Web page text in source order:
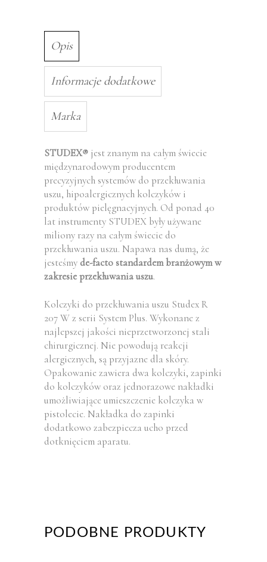
Opis
Informacje dodatkowe
Marka
STUDEX® jest znanym na całym świecie
międzynarodowym producentem
precyzyjnych systemów do przekłuwania
uszu, hipoalergicznych kolczyków i
produktów pielęgnacyjnych. Od ponad 40
lat instrumenty STUDEX były używane
miliony razy na całym świecie do
przekłuwania uszu. Napawa nas dumą, że
jesteśmy de-facto standardem branżowym w
zakresie przekłuwania uszu.
Kolczyki do przekłuwania uszu Studex R
207 W z serii System Plus. Wykonane z
najlepszej jakości nieprzetworzonej stali
chirurgicznej. Nie powodują reakcji
alergicznych, są przyjazne dla skóry.
Opakowanie zawiera dwa kolczyki, zapinki
do kolczyków oraz jednorazowe nakładki
umożliwiające umieszczenie kolczyka w
pistolecie. Nakładka do zapinki
dodatkowo zabezpiecza ucho przed
dotknięciem aparatu.
PODOBNE PRODUKTY